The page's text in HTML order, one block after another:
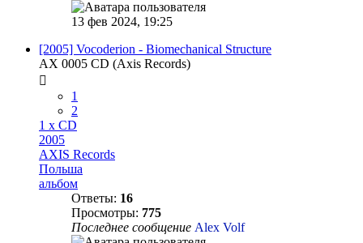
13 фев 2024, 19:25
[2005] Vocoderion - Biomechanical Structure
AX 0005 CD (Axis Records)
1
2
1 x CD
2005
AXIS Records
Польша
альбом
Ответы: 16
Просмотры: 775
Последнее сообщение Alex Volf